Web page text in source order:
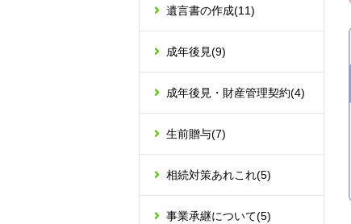
遺言書の作成(11)
成年後見(9)
成年後見・財産管理契約(4)
生前贈与(7)
相続対策あれこれ(5)
事業承継について(5)